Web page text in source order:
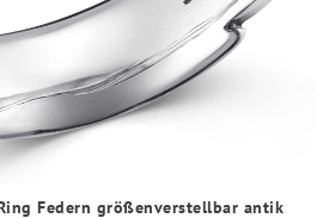
Federn größenverstellbar antik